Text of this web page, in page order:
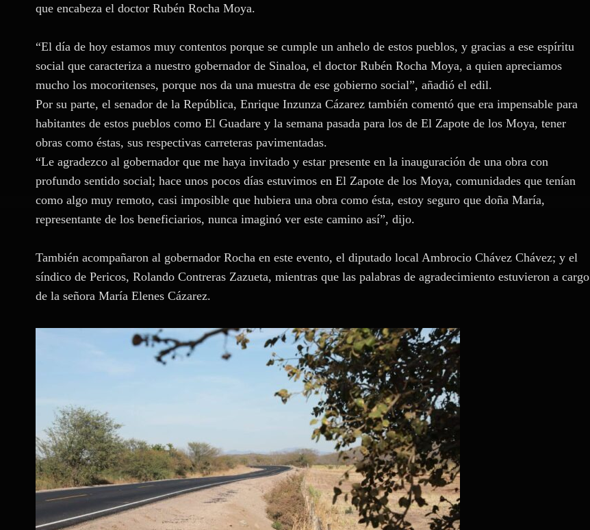
que encabeza el doctor Rubén Rocha Moya.
“El día de hoy estamos muy contentos porque se cumple un anhelo de estos pueblos, y gracias a ese espíritu
social que caracteriza a nuestro gobernador de Sinaloa, el doctor Rubén Rocha Moya, a quien apreciamos
mucho los mocoritenses, porque nos da una muestra de ese gobierno social”, añadió el edil.
Por su parte, el senador de la República, Enrique Inzunza Cázarez también comentó que era impensable para
habitantes de estos pueblos como El Guadare y la semana pasada para los de El Zapote de los Moya, tener
obras como éstas, sus respectivas carreteras pavimentadas.
“Le agradezco al gobernador que me haya invitado y estar presente en la inauguración de una obra con
profundo sentido social; hace unos pocos días estuvimos en El Zapote de los Moya, comunidades que tenían
como algo muy remoto, casi imposible que hubiera una obra como ésta, estoy seguro que doña María,
representante de los beneficiarios, nunca imaginó ver este camino así”, dijo.
También acompañaron al gobernador Rocha en este evento, el diputado local Ambrocio Chávez Chávez; y el
síndico de Pericos, Rolando Contreras Zazueta, mientras que las palabras de agradecimiento estuvieron a cargo
de la señora María Elenes Cázarez.